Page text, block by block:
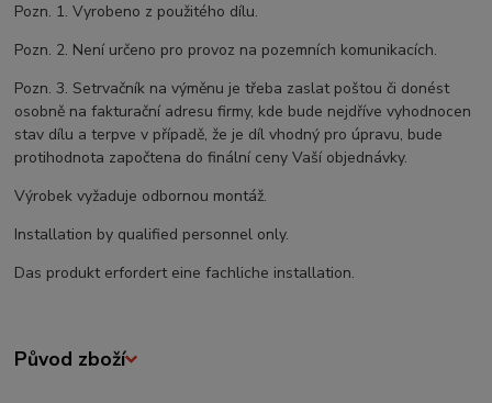
Pozn. 1. Vyrobeno z použitého dílu.
Pozn. 2. Není určeno pro provoz na pozemních komunikacích.
Pozn. 3. Setrvačník na výměnu je třeba zaslat poštou či donést
osobně na fakturační adresu firmy, kde bude nejdříve vyhodnocen
stav dílu a terpve v případě, že je díl vhodný pro úpravu, bude
protihodnota započtena do finální ceny Vaší objednávky.
Výrobek vyžaduje odbornou montáž.
Installation by qualified personnel only.
Das produkt erfordert eine fachliche installation.
Původ zboží